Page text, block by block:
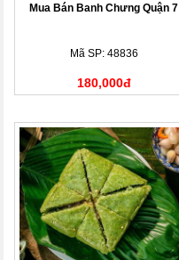
Mua Bán Banh Chưng Quận 7
Mã SP: 48836
180,000đ